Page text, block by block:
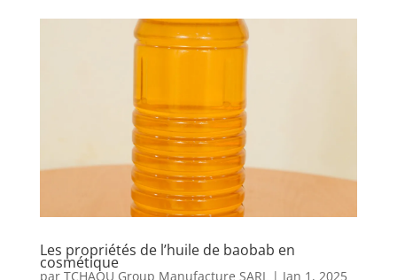
Les propriétés de l’huile de baobab en
cosmétique
par TCHAOU Group Manufacture SARL| Jan 1, 2025